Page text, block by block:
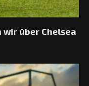
wir über Chelsea